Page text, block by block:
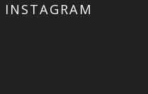
INSTAGRAM